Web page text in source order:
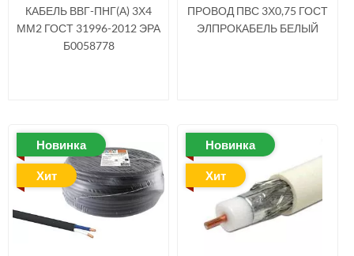
КАБЕЛЬ ВВГ-ПНГ(А) 3Х4
ММ2 ГОСТ 31996-2012 ЭРА
Б0058778
ПРОВОД ПВС 3Х0,75 ГОСТ
ЭЛПРОКАБЕЛЬ БЕЛЫЙ
Новинка
Хит
Новинка
Хит